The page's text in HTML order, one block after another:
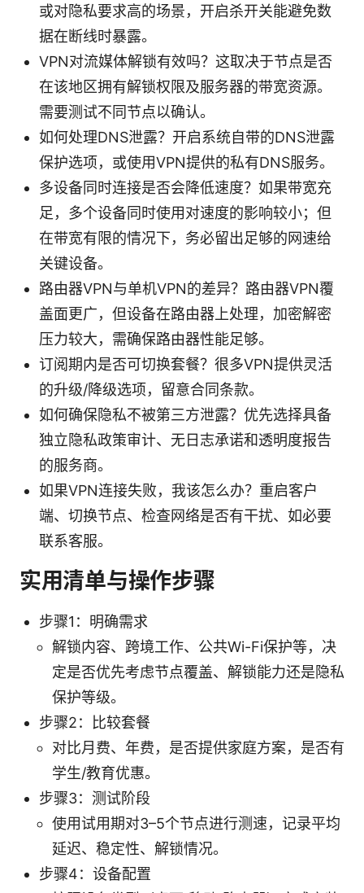
或对隐私要求高的场景，开启杀开关能避免数
据在断线时暴露。
VPN对流媒体解锁有效吗？这取决于节点是否
在该地区拥有解锁权限及服务器的带宽资源。
需要测试不同节点以确认。
如何处理DNS泄露？开启系统自带的DNS泄露
保护选项，或使用VPN提供的私有DNS服务。
多设备同时连接是否会降低速度？如果带宽充
足，多个设备同时使用对速度的影响较小；但
在带宽有限的情况下，务必留出足够的网速给
关键设备。
路由器VPN与单机VPN的差异？路由器VPN覆
盖面更广，但设备在路由器上处理，加密解密
压力较大，需确保路由器性能足够。
订阅期内是否可切换套餐？很多VPN提供灵活
的升级/降级选项，留意合同条款。
如何确保隐私不被第三方泄露？优先选择具备
独立隐私政策审计、无日志承诺和透明度报告
的服务商。
如果VPN连接失败，我该怎么办？重启客户
端、切换节点、检查网络是否有干扰、如必要
联系客服。
实用清单与操作步骤
步骤1：明确需求
解锁内容、跨境工作、公共Wi-Fi保护等，决
定是否优先考虑节点覆盖、解锁能力还是隐私
保护等级。
步骤2：比较套餐
对比月费、年费，是否提供家庭方案，是否有
学生/教育优惠。
步骤3：测试阶段
使用试用期对3–5个节点进行测速，记录平均
延迟、稳定性、解锁情况。
步骤4：设备配置